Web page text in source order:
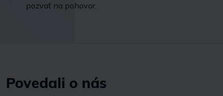
pozvať na pohovor.
Povedali o nás